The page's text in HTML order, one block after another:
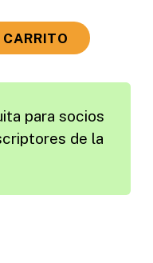
para socios
de la